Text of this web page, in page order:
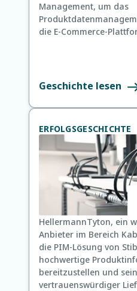
Management, um das
die E-Commerce-
Geschichte lesen
ERFOLGSGESCHICHTE
HellermannTyton, ein
Anbieter im Bereich
die PIM-Lösung von
hochwertige
bereitzustellen und
vertrauenswürdiger